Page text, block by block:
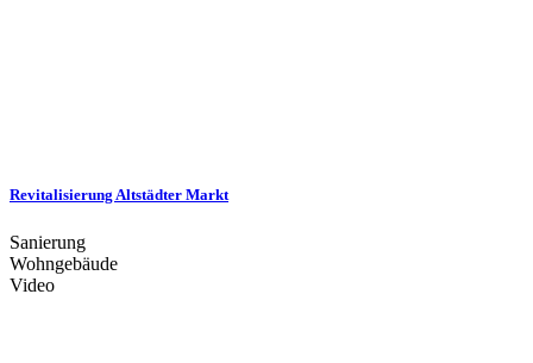
Revitalisierung Altstädter Markt
Sanierung
Wohngebäude
Video